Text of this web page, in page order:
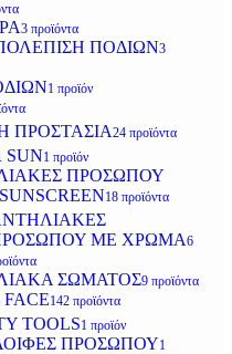
3 προϊόντα
ΠΟΔΙΩΝ3
1 προϊόν
ΠΡΟΣΤΑΣΙΑ24 προϊόντα
SUN1 προϊόν
ΠΡΟΣΩΠΟΥ
18 προϊόντα
ΜΕ ΧΡΩΜΑ6
ΣΩΜΑΤΟΣ9 προϊόντα
142 προϊόντα
TOOLS1 προϊόν
ΠΡΟΣΩΠΟΥ1